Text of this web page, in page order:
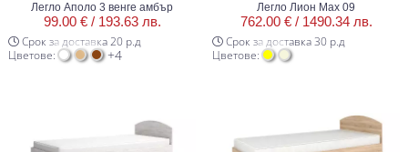
Легло Аполо 3 венге амбър
99.00 € / 193.63 лв.
Срок за доставка 20 р.д
Цветове:
+4
Легло Лион Max 09
762.00 € / 1490.34 лв.
Срок за доставка 30 р.д
Цветове: